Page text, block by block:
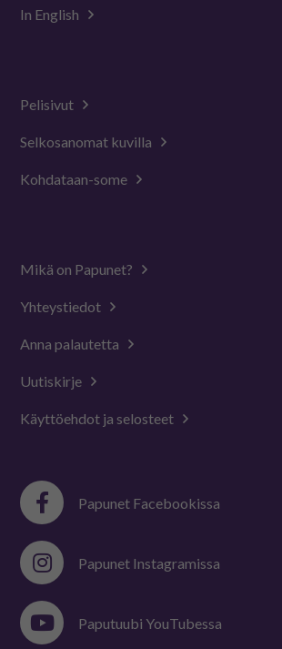
In English
Pelisivut
Selkosanomat kuvilla
Kohdataan-some
Mikä on Papunet?
Yhteystiedot
Anna palautetta
Uutiskirje
Käyttöehdot ja selosteet
Papunet Facebookissa
Papunet Instagramissa
Paputuubi YouTubessa